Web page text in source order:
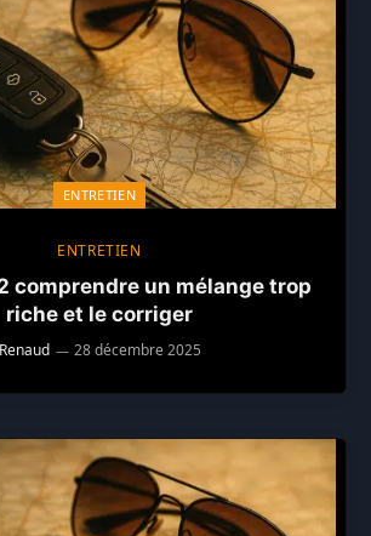
ENTRETIEN
ENTRETIEN
comprendre un mélange trop
riche et le corriger
Renaud 28 décembre 2025